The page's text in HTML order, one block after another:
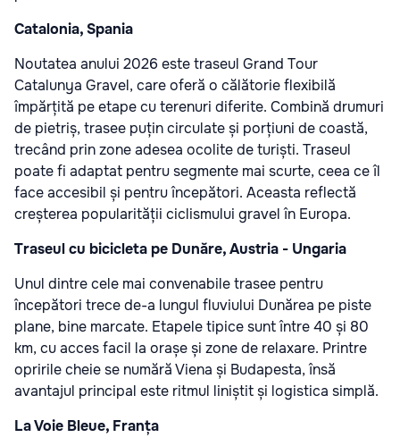
Catalonia, Spania
Noutatea anului 2026 este traseul Grand Tour
Catalunya Gravel, care oferă o călătorie flexibilă
împărțită pe etape cu terenuri diferite. Combină drumuri
de pietriș, trasee puțin circulate și porțiuni de coastă,
trecând prin zone adesea ocolite de turiști. Traseul
poate fi adaptat pentru segmente mai scurte, ceea ce îl
face accesibil și pentru începători. Aceasta reflectă
creșterea popularității ciclismului gravel în Europa.
Traseul cu bicicleta pe Dunăre, Austria - Ungaria
Unul dintre cele mai convenabile trasee pentru
începători trece de-a lungul fluviului Dunărea pe piste
plane, bine marcate. Etapele tipice sunt între 40 și 80
km, cu acces facil la orașe și zone de relaxare. Printre
opririle cheie se numără Viena și Budapesta, însă
avantajul principal este ritmul liniștit și logistica simplă.
La Voie Bleue, Franța